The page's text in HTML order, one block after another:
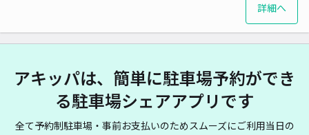
詳細へ
アキッパは、簡単に駐車場予約ができ
る駐車場シェアアプリです
全て予約制駐車場・事前お支払いのためスムーズにご利用当日の